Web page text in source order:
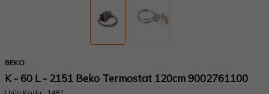
BEKO
K - 60 L - 2151 Beko Termostat 120cm 9002761100